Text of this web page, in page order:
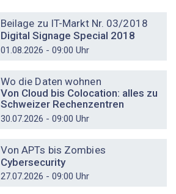
Beilage zu IT-Markt Nr. 03/2018
Digital Signage Special 2018
01.08.2026 - 09:00 Uhr
Wo die Daten wohnen
Von Cloud bis Colocation: alles zu
Schweizer Rechenzentren
30.07.2026 - 09:00 Uhr
Von APTs bis Zombies
Cybersecurity
27.07.2026 - 09:00 Uhr